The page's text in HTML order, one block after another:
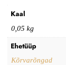
Kaal
0,05 kg
Ehetüüp
Kõrvarõngad